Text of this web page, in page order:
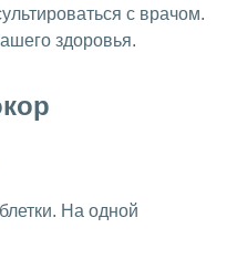
с врачом.
здоровья.
На одной